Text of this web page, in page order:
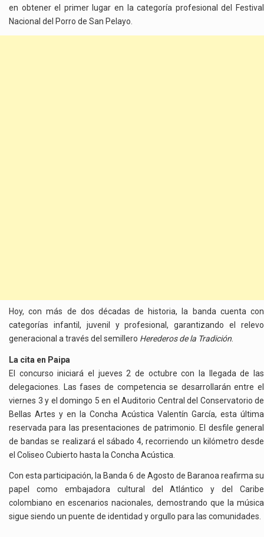
en obtener el primer lugar en la categoría profesional del Festival
Nacional del Porro de San Pelayo.
Hoy, con más de dos décadas de historia, la banda cuenta con
categorías infantil, juvenil y profesional, garantizando el relevo
generacional a través del semillero Herederos de la Tradición.
La cita en Paipa
El concurso iniciará el jueves 2 de octubre con la llegada de las
delegaciones. Las fases de competencia se desarrollarán entre el
viernes 3 y el domingo 5 en el Auditorio Central del Conservatorio de
Bellas Artes y en la Concha Acústica Valentín García, esta última
reservada para las presentaciones de patrimonio. El desfile general
de bandas se realizará el sábado 4, recorriendo un kilómetro desde
el Coliseo Cubierto hasta la Concha Acústica.
Con esta participación, la Banda 6 de Agosto de Baranoa reafirma su
papel como embajadora cultural del Atlántico y del Caribe
colombiano en escenarios nacionales, demostrando que la música
sigue siendo un puente de identidad y orgullo para las comunidades.